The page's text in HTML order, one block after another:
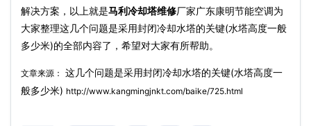
解决方案，以上就是马利冷却塔维修厂家广东康明节能空调为
大家整理这几个问题是采用封闭冷却水塔的关键(水塔高度一般
多少米)的全部内容了，希望对大家有所帮助。
文章来源： 这几个问题是采用封闭冷却水塔的关键(水塔高度一
般多少米) http://www.kangmingjnkt.com/baike/725.html